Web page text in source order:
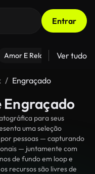
Entrar
Amor E Relacionamentos
Ver tudo
Engraçado
para seus
uma seleção
pessoas — capturando
— juntamente com
de fundo em loop e
recursos são livres de